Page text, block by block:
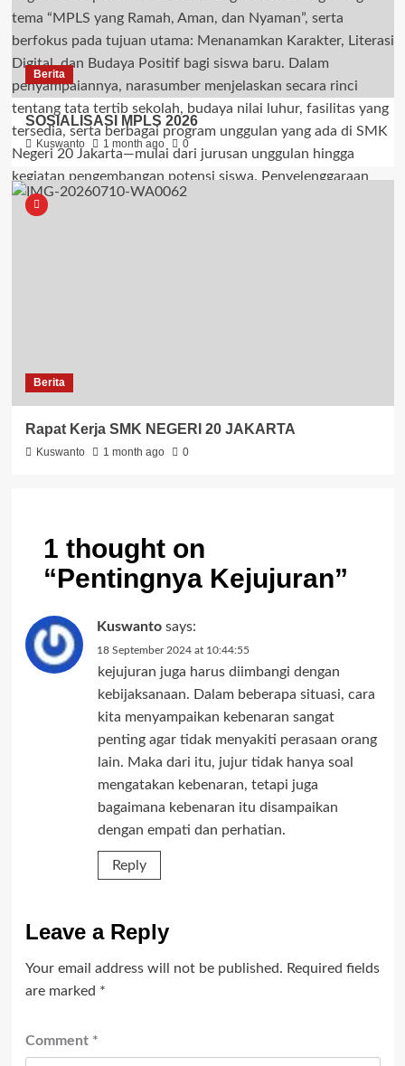
Berita
SOSIALISASI MPLS 2026
Kuswanto 1 month ago 0
Berita
Rapat Kerja SMK NEGERI 20 JAKARTA
Kuswanto 1 month ago 0
1 thought on
“Pentingnya Kejujuran”
Kuswanto says:
18 September 2024 at 10:44:55
kejujuran juga harus diimbangi dengan
kebijaksanaan. Dalam beberapa situasi, cara
kita menyampaikan kebenaran sangat
penting agar tidak menyakiti perasaan orang
lain. Maka dari itu, jujur tidak hanya soal
mengatakan kebenaran, tetapi juga
bagaimana kebenaran itu disampaikan
dengan empati dan perhatian.
Reply
Leave a Reply
Your email address will not be published. Required fields
are marked *
Comment *